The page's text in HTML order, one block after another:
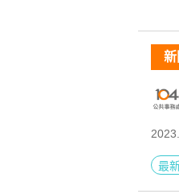
新
最